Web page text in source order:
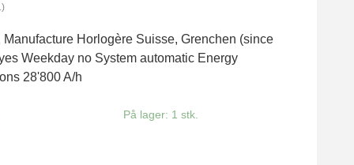
Manufacture Horlogère Suisse, Grenchen (since
Weekday no System automatic Energy
28'800 A/h
På lager: 1 stk.